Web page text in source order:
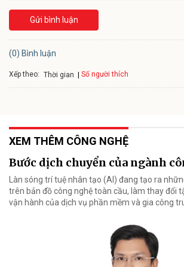
Gửi bình luận
(0) Bình luận
Xếp theo: Thời gian Số người thích
XEM THÊM CÔNG NGHỆ
Bước dịch chuyển của ngành
Làn sóng trí tuệ nhân tạo (AI) đang tạo ra
trên bản đồ công nghệ toàn cầu, làm thay đổi
vận hành của dịch vụ phần mềm và gia công